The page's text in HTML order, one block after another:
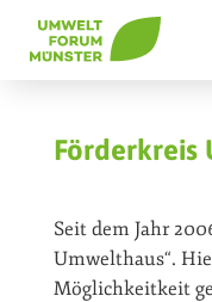
Förderkreis
Seit dem Jahr
Umwelthaus“.
Möglichkeitkeit